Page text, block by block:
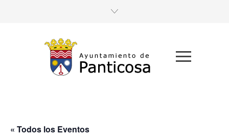
« Todos los Eventos